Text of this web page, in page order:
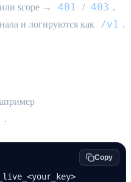
scope → 401 / 403 .
и логируются как
/v1 .
.
Copy